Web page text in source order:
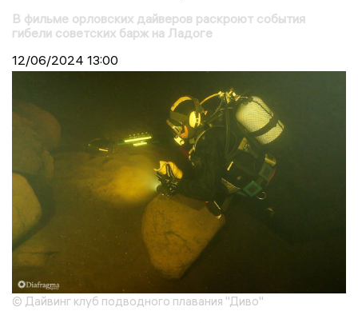
В фильме орловских дайверов раскроют события
гибели советских барж на Ладоге
12/06/2024 13:00
© Дайвинг клуб подводного плавания "Диво"